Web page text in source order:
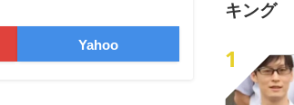
Yahoo
キング
1